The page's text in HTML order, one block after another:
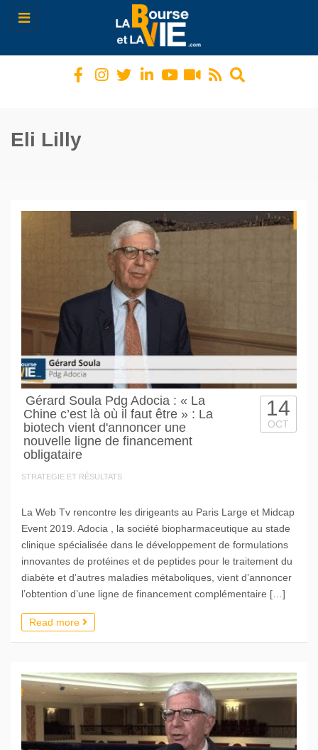
Toggle
navigation
Eli Lilly
Gérard Soula Pdg Adocia : « La
Chine c’est là où il faut être » : La
biotech vient d'annoncer une
nouvelle ligne de financement
obligataire
STRATEGIE ET RÉSULTATS
14
OCT
La Web Tv rencontre les dirigeants au Paris Large et Midcap
Event 2019. Adocia , la société biopharmaceutique au stade
clinique spécialisée dans le développement de formulations
innovantes de protéines et de peptides pour le traitement du
diabète et d’autres maladies métaboliques, vient d’annoncer
l’obtention d’une ligne de financement complémentaire […]
Read more